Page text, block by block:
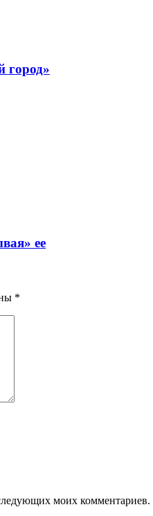
город»
ее
*
моих комментариев.